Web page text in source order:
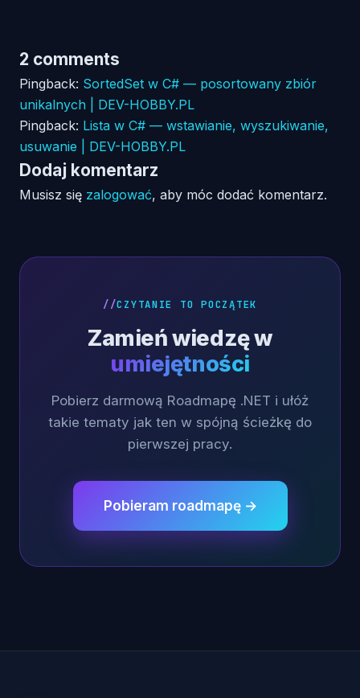
2 comments
Pingback: SortedSet w C# — posortowany zbiór
unikalnych | DEV-HOBBY.PL
Pingback: Lista w C# — wstawianie, wyszukiwanie,
usuwanie | DEV-HOBBY.PL
Dodaj komentarz
Musisz się zalogować, aby móc dodać komentarz.
CZYTANIE TO POCZĄTEK
Zamień wiedzę w
umiejętności
Pobierz darmową Roadmapę .NET i ułóż
takie tematy jak ten w spójną ścieżkę do
pierwszej pracy.
Pobieram roadmapę →